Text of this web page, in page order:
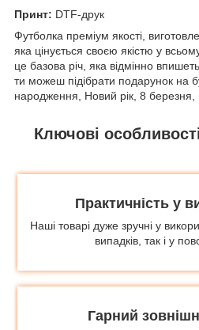
Принт: DTF-друк
Футболка преміум якості,
яка цінується своєю якістю у
це базова річ, яка відмінно
ти можеш підібрати подарунок на
народження, Новий рік, 8 березня,
Ключові
Практичність у
Наші товарі дуже зручні у
випадків, так і у
Гарний